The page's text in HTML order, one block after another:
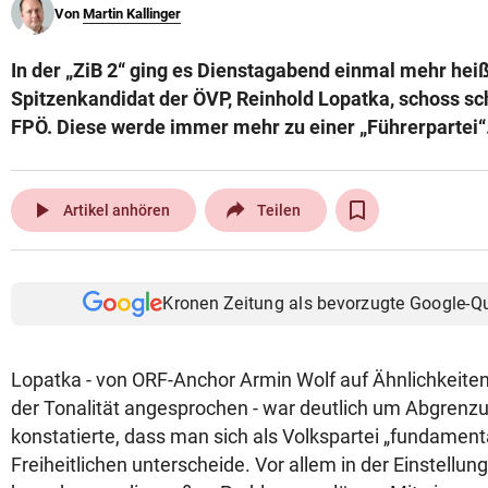
© Krone Multimedia GmbH & Co KG 2026
Von Martin Kallinger
In der „ZiB 2“ ging es Dienstagabend einmal mehr
Spitzenkandidat der ÖVP, Reinhold Lopatka, schoss
FPÖ. Diese werde immer mehr zu einer
play_arrow Artikel anhören Teilen
Kronen Zeitung als bevorzugte Google-
Lopatka - von ORF-Anchor Armin Wolf auf
der Tonalität angesprochen - war deutlich um
konstatierte, dass man sich als Volkspartei
Freiheitlichen unterscheide. Vor allem in der